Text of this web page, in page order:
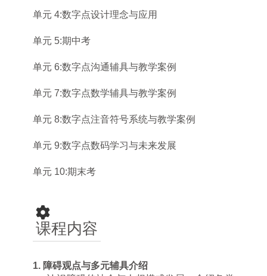
单元 4:数字点设计理念与应用
单元 5:期中考
单元 6:数字点沟通辅具与教学案例
单元 7:数字点数学辅具与教学案例
单元 8:数字点注音符号系统与教学案例
单元 9:数字点数码学习与未来发展
单元 10:期末考
课程内容
1. 障碍观点与多元辅具介绍